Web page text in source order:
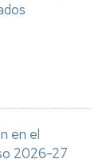
en el
2026-27